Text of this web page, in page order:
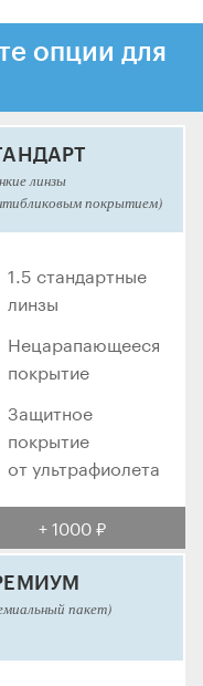
опции для
линзы
покрытием)
1.5 стандартные
линзы
Нецарапающееся
покрытие
Защитное
покрытие
от ультрафиолета
+ 1000 ₽
пакет)